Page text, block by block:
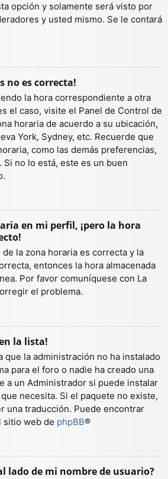
opción y solamente será visto por
y usted mismo. Se le contará
no es correcta!
la hora correspondiente a otra
el caso, visite el Panel de Control de
horaria de acuerdo a su ubicación,
York, Sydney, etc. Recuerde que
como las demás preferencias,
no lo está, este es un buen
en mi perfil, ¡pero la hora
la zona horaria es correcta y la
entonces la hora almacenada
Por favor comuníquese con La
el problema.
la lista!
que la administración no ha instalado
para el foro o nadie ha creado una
a un Administrador si puede instalar
necesita. Si el paquete no existe,
una traducción. Puede encontrar
sitio web de phpBB®
lado de mi nombre de usuario?